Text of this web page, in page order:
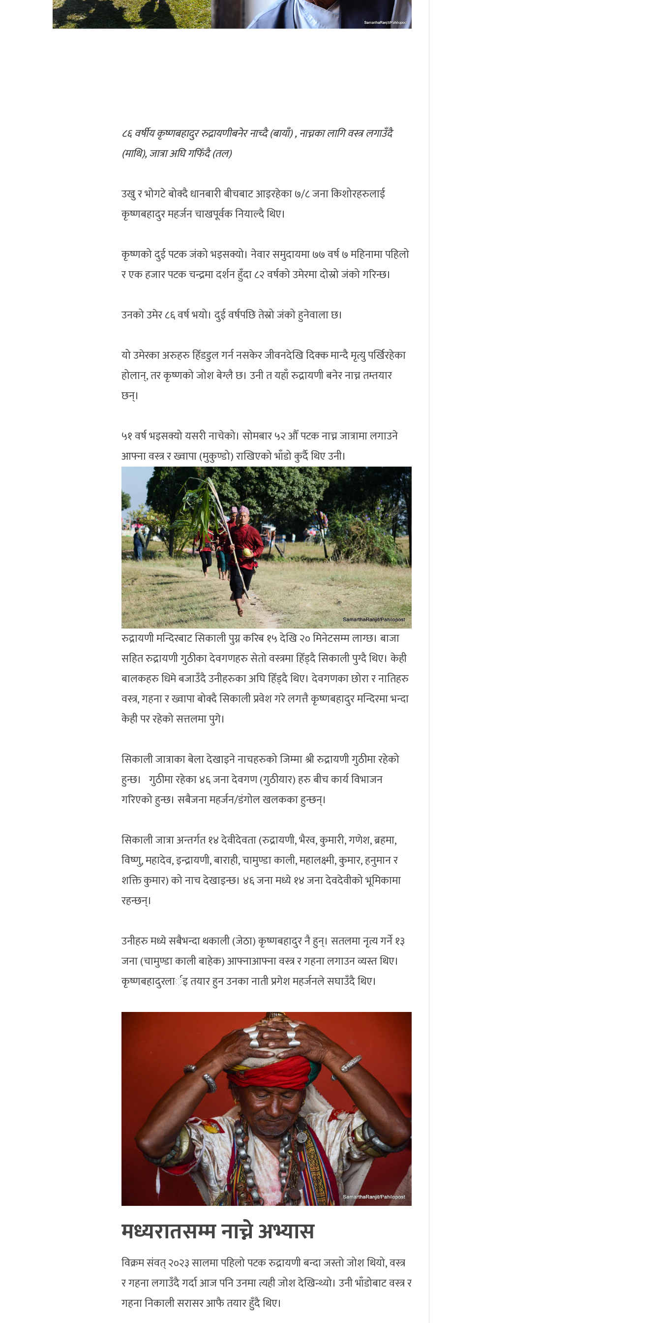
८६ वर्षीय कृष्णबहादुर रुद्रायणीबनेर नाच्दै (बायाँ) , नाच्नका लागि वस्त्र लगाउँदै
(माथि), जात्रा अघि गफिँदै (तल)
उखु र भोगटे बोक्दै धानबारी बीचबाट आइरहेका ७/८ जना किशोरहरुलाई
कृष्णबहादुर महर्जन चाखपूर्वक नियाल्दै थिए।
कृष्णको दुई पटक जंको भइसक्यो। नेवार समुदायमा ७७ वर्ष ७ महिनामा पहिलो
र एक हजार पटक चन्द्रमा दर्शन हुँदा ८२ वर्षको उमेरमा दोस्रो जंको गरिन्छ।
उनको उमेर ८६ वर्ष भयो। दुई वर्षपछि तेस्रो जंको हुनेवाला छ।
यो उमेरका अरुहरु हिँडडुल गर्न नसकेर जीवनदेखि दिक्क मान्दै मृत्यु पर्खिरहेका
होलान्, तर कृष्णको जोश बेग्लै छ। उनी त यहाँ रुद्रायणी बनेर नाच्न तम्तयार
छन्।
५१ वर्ष भइसक्यो यसरी नाचेको। सोमबार ५२ औँ पटक नाच्न जात्रामा लगाउने
आफ्ना वस्त्र र ख्वापा (मुकुण्डो) राखिएको भाँडो कुर्दै थिए उनी।
रुद्रायणी मन्दिरबाट सिकाली पुग्न करिब १५ देखि २० मिनेटसम्म लाग्छ। बाजा
सहित रुद्रायणी गुठीका देवगणहरु सेतो वस्त्रमा हिँड्दै सिकाली पुग्दै थिए। केही
बालकहरु धिमे बजाउँदै उनीहरुका अघि हिँड्दै थिए। देवगणका छोरा र नातिहरु
वस्त्र, गहना र ख्वापा बोक्दै सिकाली प्रवेश गरे लगत्तै कृष्णबहादुर मन्दिरमा भन्दा
केही पर रहेको सत्तलमा पुगे।
सिकाली जात्राका बेला देखाइने नाचहरुको जिम्मा श्री रुद्रायणी गुठीमा रहेको
हुन्छ। गुठीमा रहेका ४६ जना देवगण (गुठीयार) हरु बीच कार्य विभाजन
गरिएको हुन्छ। सबैजना महर्जन/डंगोल खलकका हुन्छन्।
सिकाली जात्रा अन्तर्गत १४ देवीदेवता (रुद्रायणी, भैरव, कुमारी, गणेश, ब्रहमा,
विष्णु, महादेव, इन्द्रायणी, बाराही, चामुण्डा काली, महालक्ष्मी, कुमार, हनुमान र
शक्ति कुमार) को नाच देखाइन्छ। ४६ जना मध्ये १४ जना देवदेवीको भूमिकामा
रहन्छन्।
उनीहरु मध्ये सबैभन्दा थकाली (जेठा) कृष्णबहादुर नै हुन्। सतलमा नृत्य गर्ने १३
जना (चामुण्डा काली बाहेक) आफ्नाआफ्ना वस्त्र र गहना लगाउन व्यस्त थिए।
कृष्णबहादुरलार्इ तयार हुन उनका नाती प्रगेश महर्जनले सघाउँदै थिए।
मध्यरातसम्म नाच्ने अभ्यास
विक्रम संवत् २०२३ सालमा पहिलो पटक रुद्रायणी बन्दा जस्तो जोश थियो, वस्त्र
र गहना लगाउँदै गर्दा आज पनि उनमा त्यही जोश देखिन्थ्यो। उनी भाँडोबाट वस्त्र र
गहना निकाली सरासर आफै तयार हुँदै थिए।